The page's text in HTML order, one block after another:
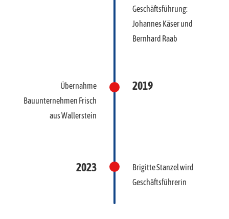
Geschäftsführung:
Johannes Käser und
Bernhard Raab
2019
Übernahme
Bauunternehmen Frisch
aus Wallerstein
2023
Brigitte Stanzel wird
Geschäftsführerin